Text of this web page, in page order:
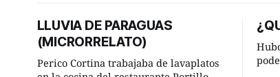
LLUVIA DE PARAGUAS
(MICRORRELATO)
Perico Cortina trabajaba de lavaplatos